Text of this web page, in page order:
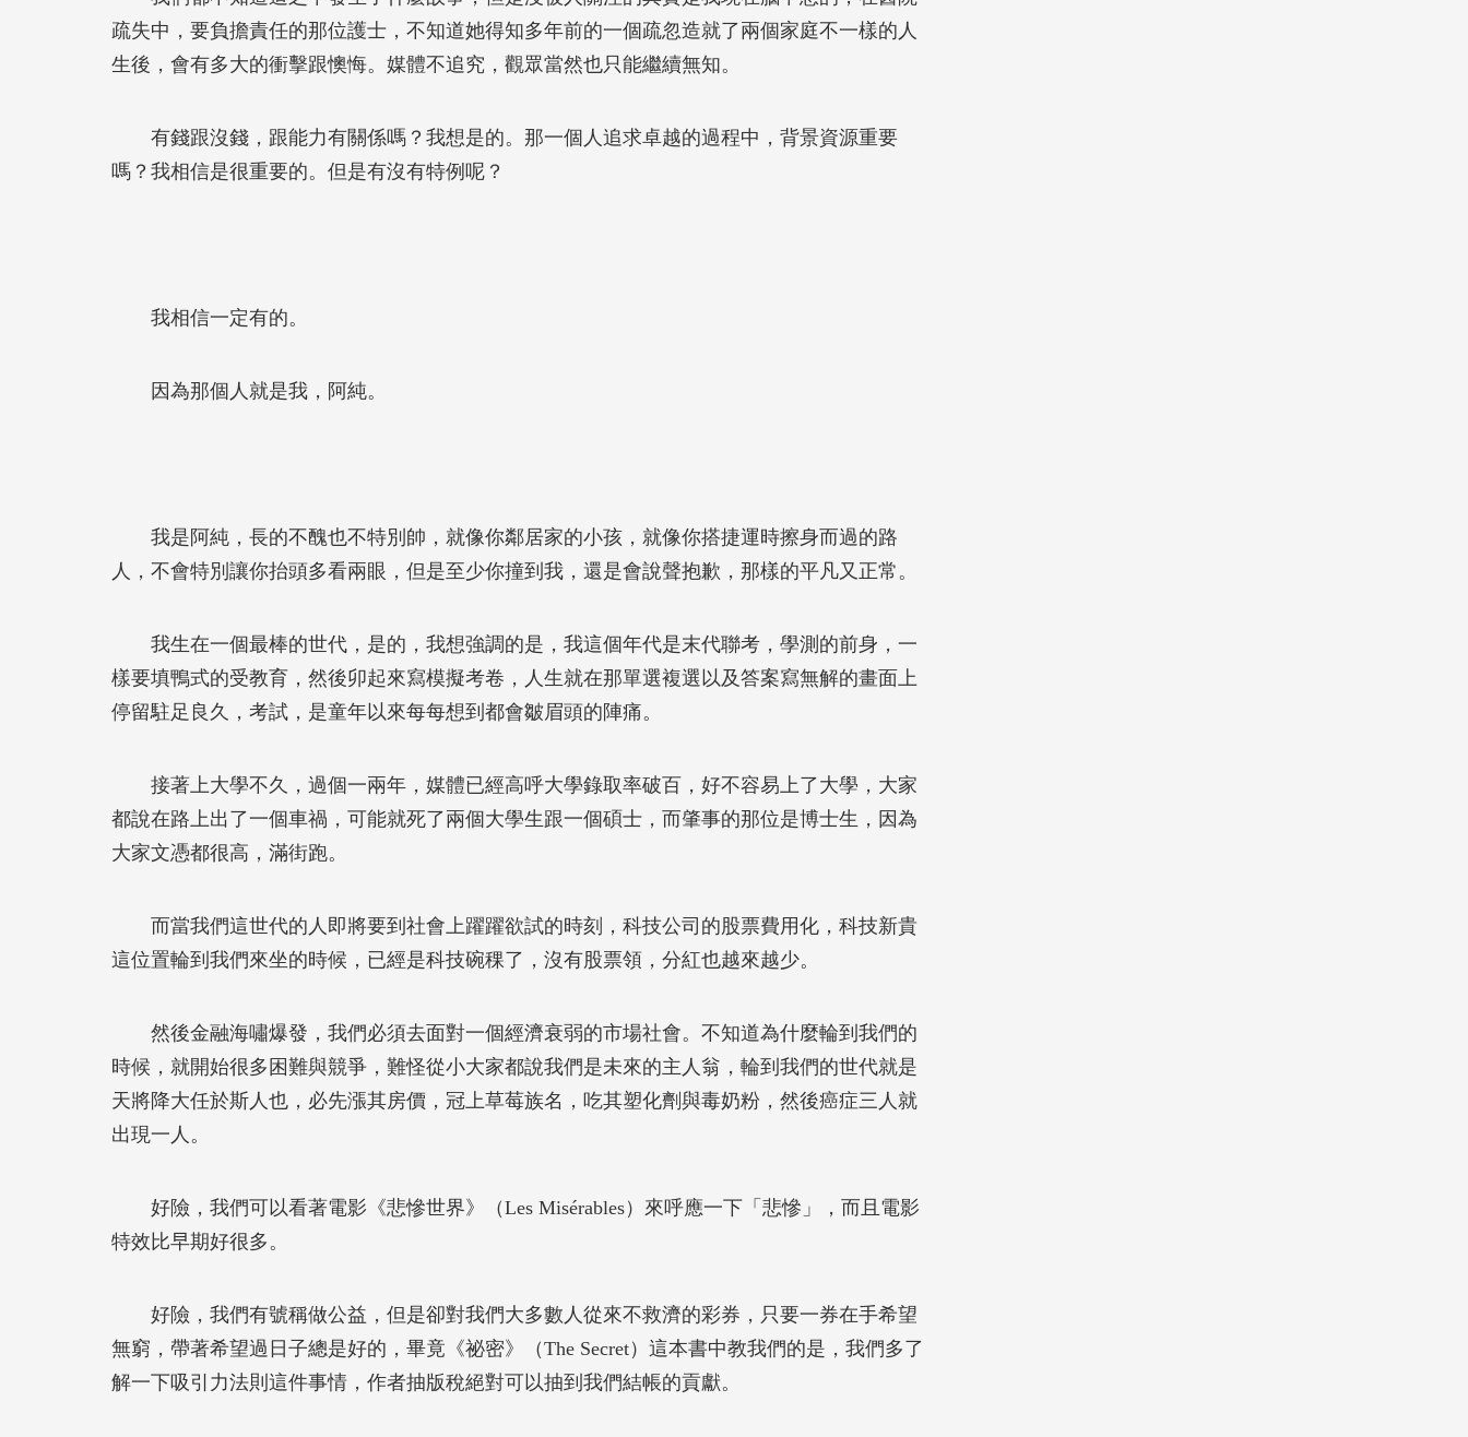
疏失中，要負擔責任的那位護士，不知道她得知多年前的一個疏忽造就了兩個家庭不一樣的人
生後，會有多大的衝擊跟懊悔。媒體不追究，觀眾當然也只能繼續無知。
有錢跟沒錢，跟能力有關係嗎？我想是的。那一個人追求卓越的過程中，背景資源重要
嗎？我相信是很重要的。但是有沒有特例呢？
我相信一定有的。
因為那個人就是我，阿純。
我是阿純，長的不醜也不特別帥，就像你鄰居家的小孩，就像你搭捷運時擦身而過的路
人，不會特別讓你抬頭多看兩眼，但是至少你撞到我，還是會說聲抱歉，那樣的平凡又正常。
我生在一個最棒的世代，是的，我想強調的是，我這個年代是末代聯考，學測的前身，一
樣要填鴨式的受教育，然後卯起來寫模擬考卷，人生就在那單選複選以及答案寫無解的畫面上
停留駐足良久，考試，是童年以來每每想到都會皺眉頭的陣痛。
接著上大學不久，過個一兩年，媒體已經高呼大學錄取率破百，好不容易上了大學，大家
都說在路上出了一個車禍，可能就死了兩個大學生跟一個碩士，而肇事的那位是博士生，因為
大家文憑都很高，滿街跑。
而當我們這世代的人即將要到社會上躍躍欲試的時刻，科技公司的股票費用化，科技新貴
這位置輪到我們來坐的時候，已經是科技碗稞了，沒有股票領，分紅也越來越少。
然後金融海嘯爆發，我們必須去面對一個經濟衰弱的市場社會。不知道為什麼輪到我們的
時候，就開始很多困難與競爭，難怪從小大家都說我們是未來的主人翁，輪到我們的世代就是
天將降大任於斯人也，必先漲其房價，冠上草莓族名，吃其塑化劑與毒奶粉，然後癌症三人就
出現一人。
好險，我們可以看著電影《悲慘世界》（Les Misérables）來呼應一下「悲慘」，而且電影
特效比早期好很多。
好險，我們有號稱做公益，但是卻對我們大多數人從來不救濟的彩券，只要一券在手希望
無窮，帶著希望過日子總是好的，畢竟《祕密》（The Secret）這本書中教我們的是，我們多了
解一下吸引力法則這件事情，作者抽版稅絕對可以抽到我們結帳的貢獻。